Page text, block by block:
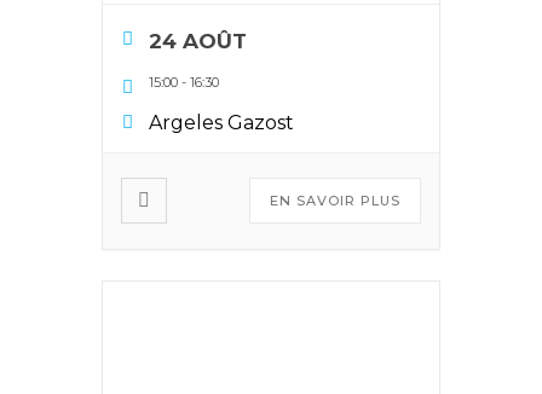
24 AOÛT
15:00 - 16:30
Argeles Gazost
EN SAVOIR PLUS